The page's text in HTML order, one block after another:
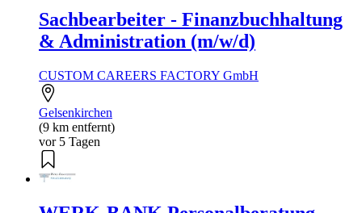
Sachbearbeiter - Finanzbuchhaltung
& Administration (m/w/d)
CUSTOM CAREERS FACTORY GmbH
Gelsenkirchen
(9 km entfernt)
vor 5 Tagen